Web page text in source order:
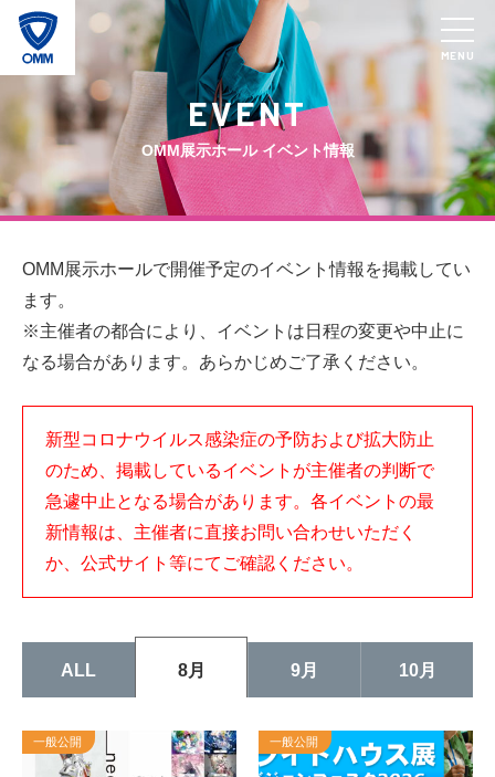
MENU
EVENT
OMM展示ホール イベント情報
OMM展示ホールで開催予定のイベント情報を掲載してい
ます。
※主催者の都合により、イベントは日程の変更や中止に
なる場合があります。あらかじめご了承ください。
新型コロナウイルス感染症の予防および拡大防止
のため、掲載しているイベントが主催者の判断で
急遽中止となる場合があります。各イベントの最
新情報は、主催者に直接お問い合わせいただく
か、公式サイト等にてご確認ください。
ALL 8月 9月 10月
一般公開 一般公開